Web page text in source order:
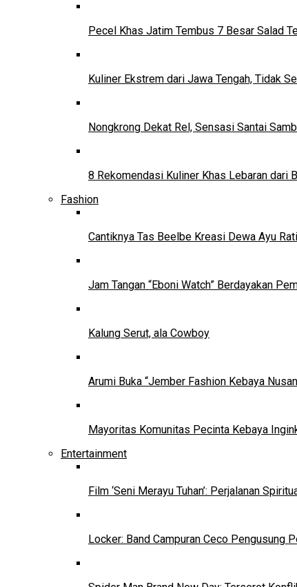
Pecel Khas Jatim Tembus 7 Besar Salad
Kuliner Ekstrem dari Jawa Tengah, Tidak
Nongkrong Dekat Rel, Sensasi Santai
8 Rekomendasi Kuliner Khas Lebaran dari
Fashion
Cantiknya Tas Beelbe Kreasi Dewa Ayu
Jam Tangan “Eboni Watch” Berdayakan
Kalung Serut, ala Cowboy
Arumi Buka “Jember Fashion Kebaya
Mayoritas Komunitas Pecinta Kebaya
Entertainment
Film ‘Seni Merayu Tuhan’: Perjalanan
Locker: Band Campuran Ceco Pengusung